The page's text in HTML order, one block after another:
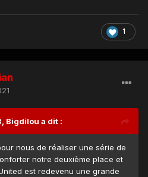
1
Bigdilou a dit :
nous de réaliser une série de
notre deuxième place et
est redevenu une grande